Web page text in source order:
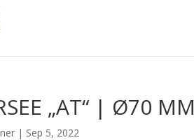
„AT“ | Ø70 MM
| Sep 5, 2022